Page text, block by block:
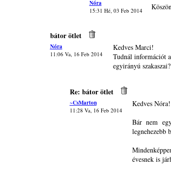
Nóra
15:31 Hé, 03 Feb 2014
bátor ötlet
Nóra
11:06 Va, 16 Feb 2014
Kedves Marci!
Tudnál információt
egyirányú
Re: bátor ötlet
~CsMarton
11:28 Va, 16 Feb 2014
Kedves Nóra!
Bár nem
legnehezebb
évesnek is